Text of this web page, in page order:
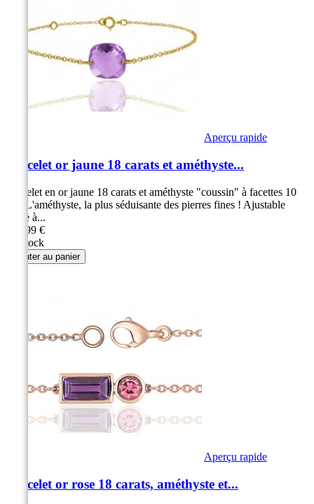
Aperçu rapide
Bracelet or jaune 18 carats et améthyste...
Bracelet en or jaune 18 carats et améthyste "coussin" à facettes 10
mm L'améthyste, la plus séduisante des pierres fines ! Ajustable
grâce à...
479,99 €
En stock
Ajouter au panier
Aperçu rapide
Bracelet or rose 18 carats, améthyste et...